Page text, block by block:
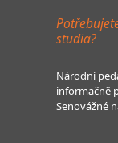
studia?
Národní
informačně
Senovážné